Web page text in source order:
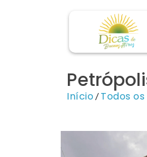
Início / Todos